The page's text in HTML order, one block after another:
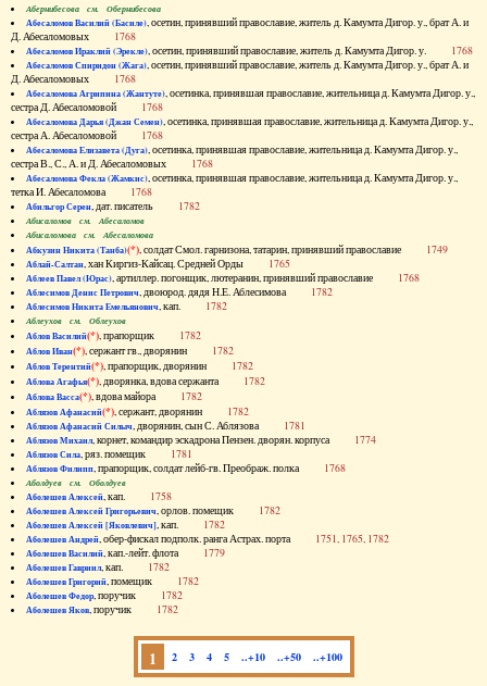
Абернибесова см. Обернибесова
Абесаломов Василий (Басиле), осетин, принявший православие, житель д. Камумта Дигор. у., брат А. и
Д. Абесаломовых 1768
Абесаломов Ираклий (Эрекле), осетин, принявший православие, житель д. Камумта Дигор. у. 1768
Абесаломов Спиридон (Жага), осетин, принявший православие, житель д. Камумта Дигор. у., брат А. и
Д. Абесаломовых 1768
Абесаломова Агрипина (Жантуте), осетинка, принявшая православие, жительница д. Камумта Дигор. у.,
сестра Д. Абесаломовой 1768
Абесаломова Дарья (Джан Семен), осетинка, принявшая православие, жительница д. Камумта Дигор. у.,
сестра А. Абесаломовой 1768
Абесаломова Елизавета (Дуга), осетинка, принявшая православие, жительница д. Камумта Дигор. у.,
сестра В., С., А. и Д. Абесаломовых 1768
Абесаломова Фекла (Жамкис), осетинка, принявшая православие, жительница д. Камумта Дигор. у.,
тетка И. Абесаломова 1768
Абильгор Серен, дат. писатель 1782
Абисаломов см. Абесаломов
Абисаломова см. Абесаломова
Абкузин Никита (Танба)(*), солдат Смол. гарнизона, татарин, принявший православие 1749
Аблай-Салтан, хан Киргиз-Кайсац. Средней Орды 1765
Аблеев Павел (Юрас), артиллер. погонщик, лютеранин, принявший православие 1768
Аблесимов Денис Петрович, двоюрод. дядя Н.Е. Аблесимова 1782
Аблесимов Никита Емельянович, кап. 1782
Аблеухов см. Облеухов
Аблов Василий(*), прапорщик 1782
Аблов Иван(*), сержант гв., дворянин 1782
Аблов Терентий(*), прапорщик, дворянин 1782
Аблова Агафья(*), дворянка, вдова сержанта 1782
Аблова Васса(*), вдова майора 1782
Аблязов Афанасий(*), сержант, дворянин 1782
Аблязов Афанасий Силыч, дворянин, сын С. Аблязова 1781
Аблязов Михаил, корнет, командир эскадрона Пензен. дворян. корпуса 1774
Аблязов Сила, ряз. помещик 1781
Аблязов Филипп, прапорщик, солдат лейб-гв. Преображ. полка 1768
Аболдуев см. Оболдуев
Аболешев Алексей, кап. 1758
Аболешев Алексей Григорьевич, орлов. помещик 1782
Аболешев Алексей [Яковлевич], кап. 1782
Аболешев Андрей, обер-фискал подполк. ранга Астрах. порта 1751, 1765, 1782
Аболешев Василий, кап.-лейт. флота 1779
Аболешев Гавриил, кап. 1782
Аболешев Григорий, помещик 1782
Аболешев Федор, поручик 1782
Аболешев Яков, поручик 1782
1 2 3 4 5 ..+10 ..+50 ..+100